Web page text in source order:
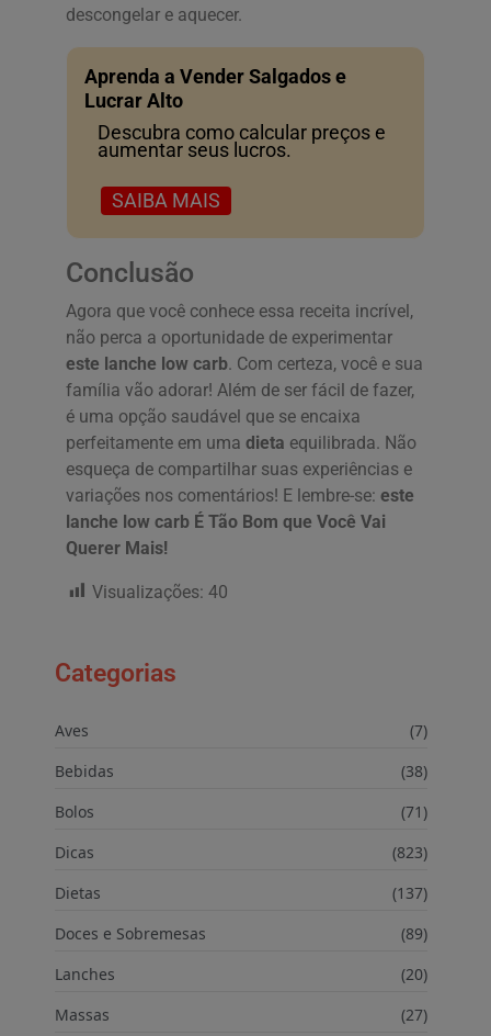
descongelar e aquecer.
Aprenda a Vender Salgados e
Lucrar Alto
Descubra como calcular preços e
aumentar seus lucros.
SAIBA MAIS
Conclusão
Agora que você conhece essa receita incrível,
não perca a oportunidade de experimentar
este lanche low carb. Com certeza, você e sua
família vão adorar! Além de ser fácil de fazer,
é uma opção saudável que se encaixa
perfeitamente em uma dieta equilibrada. Não
esqueça de compartilhar suas experiências e
variações nos comentários! E lembre-se: este
lanche low carb É Tão Bom que Você Vai
Querer Mais!
Visualizações: 40
Categorias
Aves
(7)
Bebidas
(38)
Bolos
(71)
Dicas
(823)
Dietas
(137)
Doces e Sobremesas
(89)
Lanches
(20)
Massas
(27)